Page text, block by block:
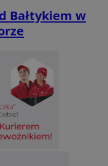
Bałtykiem w